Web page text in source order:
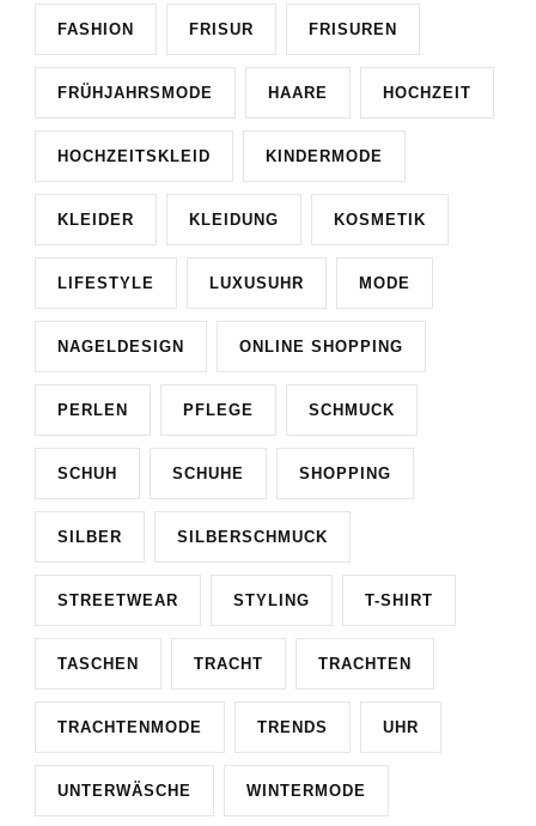
FASHION FRISUR FRISUREN
FRÜHJAHRSMODE HAARE HOCHZEIT
HOCHZEITSKLEID KINDERMODE
KLEIDER KLEIDUNG KOSMETIK
LIFESTYLE LUXUSUHR MODE
NAGELDESIGN ONLINE SHOPPING
PERLEN PFLEGE SCHMUCK
SCHUH SCHUHE SHOPPING
SILBER SILBERSCHMUCK
STREETWEAR STYLING T-SHIRT
TASCHEN TRACHT TRACHTEN
TRACHTENMODE TRENDS UHR
UNTERWÄSCHE WINTERMODE